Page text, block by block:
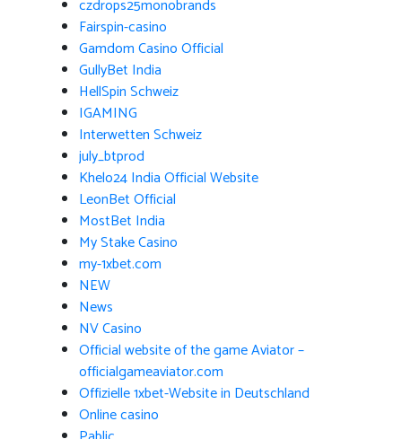
czdrops25monobrands
Fairspin-casino
Gamdom Casino Official
GullyBet India
HellSpin Schweiz
IGAMING
Interwetten Schweiz
july_btprod
Khelo24 India Official Website
LeonBet Official
MostBet India
My Stake Casino
my-1xbet.com
NEW
News
NV Casino
Official website of the game Aviator –
officialgameaviator.com
Offizielle 1xbet-Website in Deutschland
Online casino